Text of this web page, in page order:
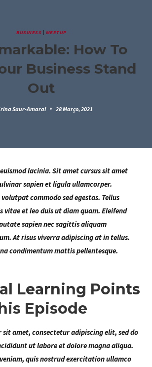
BUSINESS MEETUP
How To
Business Stand
Out
Saur-Amaral 28 Março, 2021
lacinia. Sit amet cursus sit amet
sapien et ligula ullamcorper.
commodo sed egestas. Tellus
vitae et leo duis ut diam quam. Eleifend
sapien nec sagittis aliquam
At risus viverra adipiscing at in tellus.
condimentum mattis pellentesque.
Learning Points
Episode
sit amet, consectetur adipiscing elit, sed do
ut labore et dolore magna aliqua.
quis nostrud exercitation ullamco